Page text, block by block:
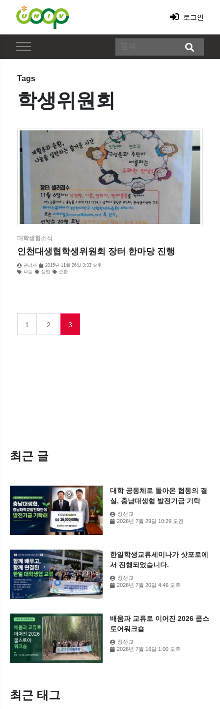
로그인
Tags
학생위원회
대학생협소식
인천대생협학생위원회 장터 한마당 진행
관리자
2015년 11월 26일 3:33 오후
나눔
생협 순환
1 2 3
최근 글
대학 공동체로 돌아온 협동의 결
실, 충남대생협 발전기금 기탁
정선교
2026년 7월 29일 10:29 오전
한일학생교류세미나가 삿포로에
서 진행되었습니다.
정선교
2026년 7월 20일 4:46 오후
배움과 교류로 이어진 2026 쿱스
토어워크숍
정선교
2026년 7월 16일 1:00 오후
최근 태그